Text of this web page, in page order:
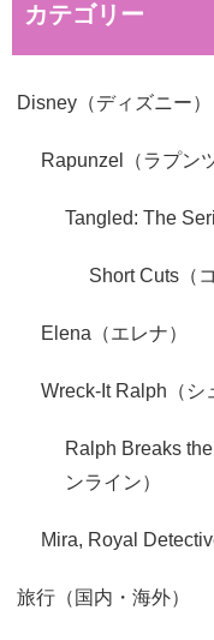
カテゴリー
Disney（ディズニー）
Rapunzel（ラプン
Tangled: The
Short Cuts（
Elena（エレナ）
Wreck-It Ralph（シ
Ralph Breaks
ンライン）
Mira, Royal
旅行（国内・海外）